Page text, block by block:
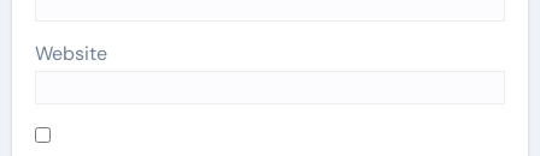
Website